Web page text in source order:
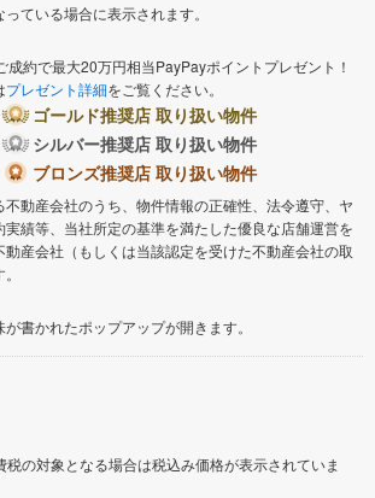
ている場合に表示されます。
成約で最大20万円相当PayPayポイントプレゼント！
プレゼント詳細をご覧ください。
ゴールド推奨店 取り扱い物件
シルバー推奨店 取り扱い物件
ブロンズ推奨店 取り扱い物件
動産会社のうち、物件情報の正確性、法令遵守、ヤ
績等、当社所定の基準を満たした優良な店舗運営を
産会社（もしくは当該認定を受けた不動産会社の取
書かれたポップアップが開きます。
の対象となる場合は税込み価格が表示されていま